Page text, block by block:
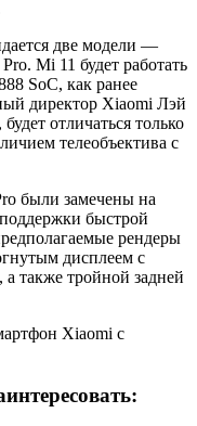
две модели —
Mi 11 будет работать
SoC, как ранее
директор Xiaomi Лэй
отличаться только
телеобъектива с
были замечены на
быстрой
рендеры
дисплеем с
также тройной задней
Xiaomi с